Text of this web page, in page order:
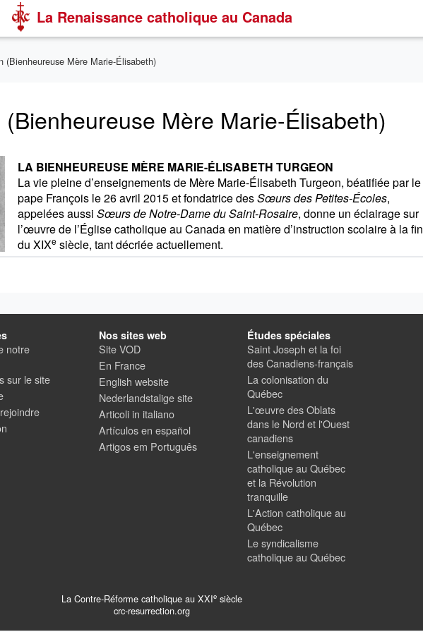
La Renaissance catholique au Canada
(Bienheureuse Mère Marie-Élisabeth)
(Bienheureuse Mère Marie-Élisabeth)
LA BIENHEUREUSE MÈRE MARIE-ÉLISABETH TURGEON
La vie pleine d’enseignements de Mère Marie-Élisabeth Turgeon, béatifiée par le
pape François le 26 avril 2015 et fondatrice desSœurs des Petites-Écoles,
appelées aussi Sœurs de Notre-Dame du Saint-Rosaire, donne un éclairage sur
l’œuvre de l’Église catholique au Canada en matière d’instruction scolaire à la fin
du XIXe siècle, tant décriée actuellement.
notre
sur le site
Nos sites web
Site VOD
En France
English website
Nederlandstalige site
Articoli in italiano
Artículos en español
Artigos em Português
Études spéciales
Saint Joseph et la foi
des Canadiens-français
La colonisation du
Québec
L'œuvre des Oblats
dans le Nord et l'Ouest
canadiens
L'enseignement
catholique au Québec
et la Révolution
tranquille
L'Action catholique au
Québec
Le syndicalisme
catholique au Québec
La Contre-Réforme catholique au XXIe siècle
crc-resurrection.org